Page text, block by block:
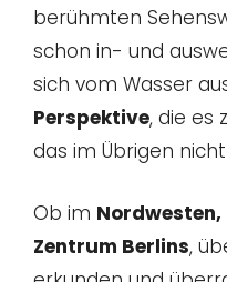
berühmten
schon in- und
sich vom Wasser
Perspektive, die es
das im Übrigen
Ob im
Zentrum Berlins,